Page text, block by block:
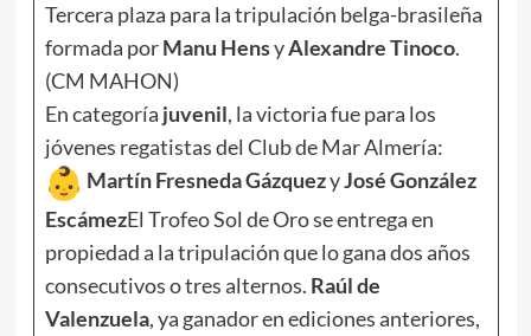
Tercera plaza para la tripulación belga-brasileña
formada porManu HensyAlexandre Tinoco.
(CM MAHON)
En categoría juvenil, la victoria fue para los
jóvenes regatistas del Club de Mar Almería:
Martín Fresneda GázquezyJosé González
EscámezEl Trofeo Sol de Oro se entrega en
propiedad a la tripulación que lo gana dos años
consecutivos o tres alternos. Raúl de
Valenzuela, ya ganador en ediciones anteriores,